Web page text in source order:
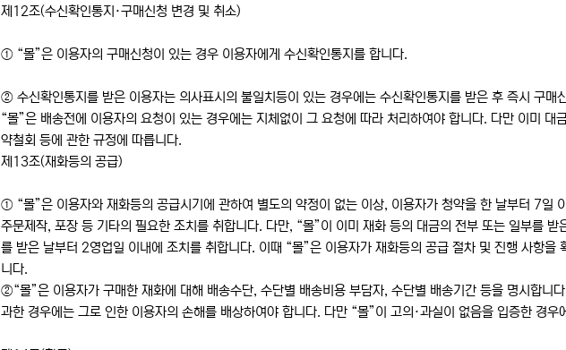
제12조(수신확인통지·구매신청 변경 및 취소)
① “몰”은 이용자의 구매신청이 있는 경우 이용자에게 수신확인통지를 합니다.
② 수신확인통지를 받은 이용자는 의사표시의 불일치등이 있는 경우에는 수신확인통지를 받은 후 즉시 구매
“몰”은 배송전에 이용자의 요청이 있는 경우에는 지체없이 그 요청에 따라 처리하여야 합니다. 다만 이미 대
약철회 등에 관한 규정에 따릅니다.
제13조(재화등의 공급)
① “몰”은 이용자와 재화등의 공급시기에 관하여 별도의 약정이 없는 이상, 이용자가 청약을 한 날부터 7일
주문제작, 포장 등 기타의 필요한 조치를 취합니다. 다만, “몰”이 이미 재화 등의 대금의 전부 또는 일부를 받
를 받은 날부터 2영업일 이내에 조치를 취합니다. 이때 “몰”은 이용자가 재화등의 공급 절차 및 진행 사항을
니다.
②“몰”은 이용자가 구매한 재화에 대해 배송수단, 수단별 배송비용 부담자, 수단별 배송기간 등을 명시합니
과한 경우에는 그로 인한 이용자의 손해를 배상하여야 합니다. 다만 “몰”이 고의·과실이 없음을 입증한 경우